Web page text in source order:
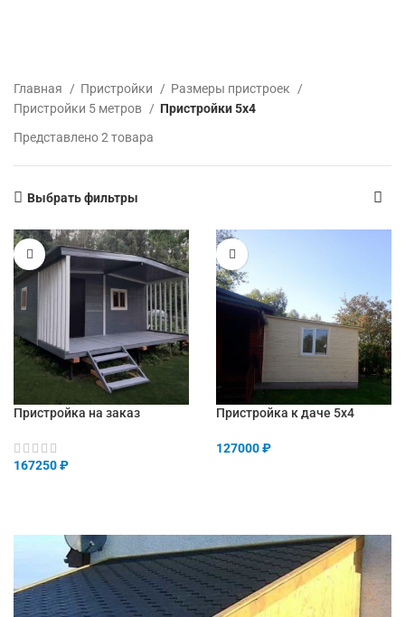
Главная Пристройки
Размеры пристроек
Пристройки 5 метров
Пристройки 5х4
Представлено 2 товара
Выбрать фильтры
Пристройка на заказ
167250₽
Пристройка к даче 5х4
127000₽